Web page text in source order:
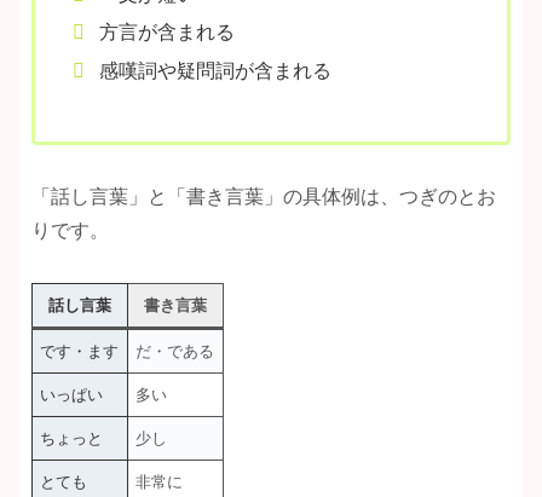
方言が含まれる
感嘆詞や疑問詞が含まれる
「話し言葉」と「書き言葉」の具体例は、つぎのとお
りです。
話し言葉 書き言葉
です・ます だ・である
いっぱい 多い
ちょっと 少し
とても 非常に